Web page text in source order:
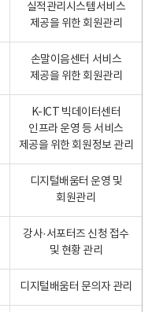
실적관리시스템서비스
제공을 위한 회원관리
손말이음센터 서비스
제공을 위한 회원관리
K-ICT 빅데이터센터
인프라 운영 등 서비스
제공을 위한 회원정보 관리
디지털배움터 운영 및
회원관리
강사·서포터즈 신청 접수
및 현황 관리
디지털배움터 문의자 관리